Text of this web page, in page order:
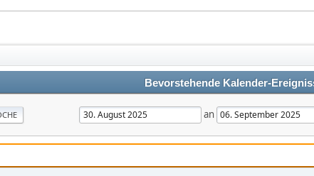
Bevorstehende Kalender-
an